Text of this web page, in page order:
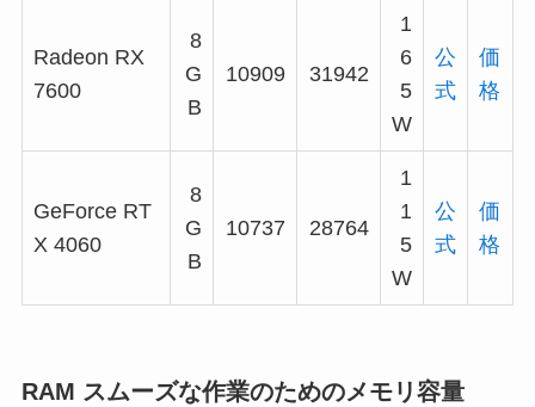
Radeon RX
7600
8
G
B
10909 31942
1
6
5
W
公
式
価
格
GeForce RT
X 4060
8
G
B
10737 28764
1
1
5
W
公
式
価
格
RAM スムーズな作業のためのメモリ容量